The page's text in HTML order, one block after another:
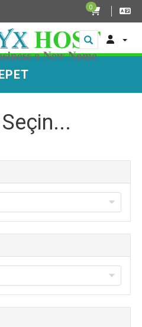
0
Seçin...